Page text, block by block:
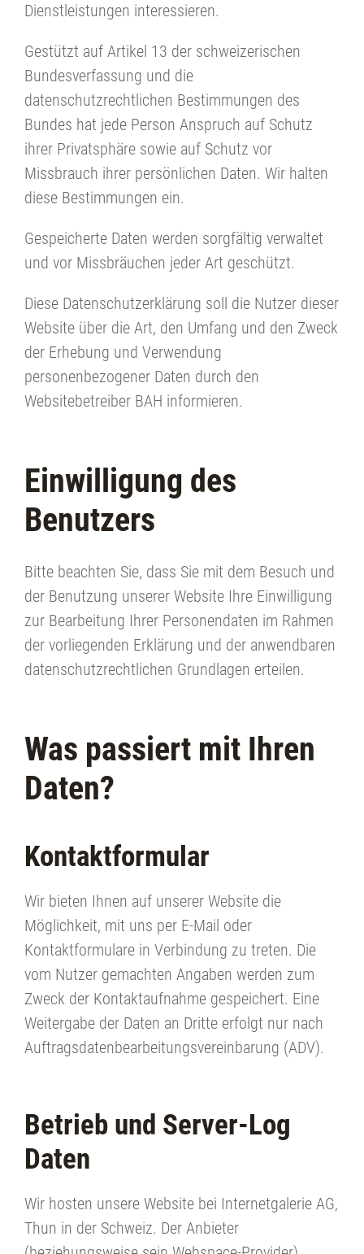
Dienstleistungen interessieren.
Gestützt auf Artikel 13 der schweizerischen
Bundesverfassung und die
datenschutzrechtlichen Bestimmungen des
Bundes hat jede Person Anspruch auf Schutz
ihrer Privatsphäre sowie auf Schutz vor
Missbrauch ihrer persönlichen Daten. Wir halten
diese Bestimmungen ein.
Gespeicherte Daten werden sorgfältig verwaltet
und vor Missbräuchen jeder Art geschützt.
Diese Datenschutzerklärung soll die Nutzer dieser
Website über die Art, den Umfang und den Zweck
der Erhebung und Verwendung
personenbezogener Daten durch den
Websitebetreiber BAH informieren.
Einwilligung des
Benutzers
Bitte beachten Sie, dass Sie mit dem Besuch und
der Benutzung unserer Website Ihre Einwilligung
zur Bearbeitung Ihrer Personendaten im Rahmen
der vorliegenden Erklärung und der anwendbaren
datenschutzrechtlichen Grundlagen erteilen.
Was passiert mit Ihren
Daten?
Kontaktformular
Wir bieten Ihnen auf unserer Website die
Möglichkeit, mit uns per E-Mail oder
Kontaktformulare in Verbindung zu treten. Die
vom Nutzer gemachten Angaben werden zum
Zweck der Kontaktaufnahme gespeichert. Eine
Weitergabe der Daten an Dritte erfolgt nur nach
Auftragsdatenbearbeitungsvereinbarung (ADV).
Betrieb und Server-Log
Daten
Wir hosten unsere Website bei Internetgalerie AG,
Thun in der Schweiz. Der Anbieter